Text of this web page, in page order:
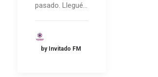
pasado. Llegué…
by Invitado FM